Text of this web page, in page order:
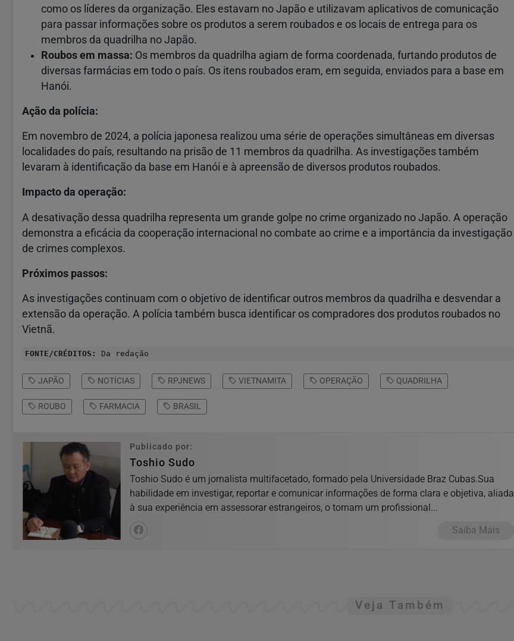
como os líderes da organização. Eles estavam no Japão e utilizavam aplicativos de comunicação
para passar informações sobre os produtos a serem roubados e os locais de entrega para os
membros da quadrilha no Japão.
Roubos em massa: Os membros da quadrilha agiam de forma coordenada, furtando produtos de
diversas farmácias em todo o país. Os itens roubados eram, em seguida, enviados para a base em
Hanói.
Ação da polícia:
Em novembro de 2024, a polícia japonesa realizou uma série de operações simultâneas em diversas
localidades do país, resultando na prisão de 11 membros da quadrilha. As investigações também
levaram à identificação da base em Hanói e à apreensão de diversos produtos roubados.
Impacto da operação:
A desativação dessa quadrilha representa um grande golpe no crime organizado no Japão. A operação
demonstra a eficácia da cooperação internacional no combate ao crime e a importância da investigação
de crimes complexos.
Próximos passos:
As investigações continuam com o objetivo de identificar outros membros da quadrilha e desvendar a
extensão da operação. A polícia também busca identificar os compradores dos produtos roubados no
Vietnã.
FONTE/CRÉDITOS: Da redação
JAPÃO NOTÍCIAS RPJNEWS VIETNAMITA OPERAÇÃO QUADRILHA
ROUBO FARMACIA BRASIL
Publicado por:
Toshio Sudo
Toshio Sudo é um jornalista multifacetado, formado pela Universidade Braz Cubas.Sua
habilidade em investigar, reportar e comunicar informações de forma clara e objetiva, aliada
à sua experiência em assessorar estrangeiros, o tornam um profissional...
Saiba Mais
Veja Também